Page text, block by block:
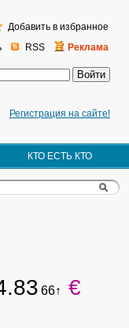
Регистрация на сайте!
RSS Реклама
Добавить в избранное
КТО ЕСТЬ КТО
66↑ €